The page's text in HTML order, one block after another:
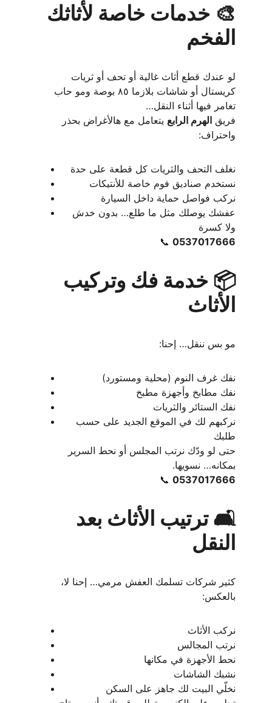
🎨 خدمات خاصة لأثاثك
الفخم
لو عندك قطع أثاث غالية أو تحف أو ثريات
كريستال أو شاشات بلازما ٨٥ بوصة ومو حاب
تغامر فيها أثناء النقل…
فريق الهرم الرابع يتعامل مع هالأغراض بحذر
واحتراف:
نغلف التحف والثريات كل قطعة على حدة
نستخدم صناديق فوم خاصة للأنتيكات
نركب فواصل حماية داخل السيارة
عفشك يوصلك مثل ما طلع… بدون خدش
ولا كسرة
📞 0537017666
📦 خدمة فك وتركيب
الأثاث
مو بس ننقل… إحنا:
نفك غرف النوم (محلية ومستورد)
نفك مطابخ وأجهزة مطبخ
نفك الستائر والثريات
نركبهم لك في الموقع الجديد على حسب
طلبك
حتى لو ودّك نرتب المجلس أو نحط السرير
بمكانه… نسويها.
📞 0537017666
🛋️ ترتيب الأثاث بعد
النقل
كثير شركات تسلمك العفش مرمي… إحنا لا،
بالعكس:
نركب الأثاث
نرتب المجالس
نحط الأجهزة في مكانها
نشبك الشاشات
نخلّي البيت لك جاهز على السكن